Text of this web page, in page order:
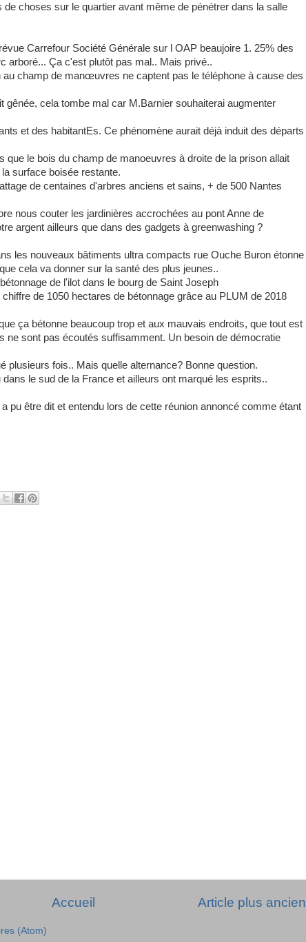
choses sur le quartier avant même de pénétrer dans la salle
Carrefour Société Générale sur l OAP beaujoire 1. 25% des
arboré... Ça c'est plutôt pas mal.. Mais privé..
champ de manœuvres ne captent pas le téléphone à cause des
gênée, cela tombe mal car M.Barnier souhaiterai augmenter
et des habitantEs. Ce phénomène aurait déjà induit des départs
que le bois du champ de manoeuvres à droite de la prison allait
surface boisée restante.
de centaines d'arbres anciens et sains, + de 500 Nantes
nous couter les jardinières accrochées au pont Anne de
argent ailleurs que dans des gadgets à greenwashing ?
les nouveaux bâtiments ultra compacts rue Ouche Buron étonne
cela va donner sur la santé des plus jeunes..
de l'ilot dans le bourg de Saint Joseph
de 1050 hectares de bétonnage grâce au PLUM de 2018
ça bétonne beaucoup trop et aux mauvais endroits, que tout est
ne sont pas écoutés suffisamment. Un besoin de démocratie
plusieurs fois.. Mais quelle alternance? Bonne question.
le sud de la France et ailleurs ont marqué les esprits..
pu être dit et entendu lors de cette réunion annoncé comme étant
Article plus ancien
Accueil
(Atom)